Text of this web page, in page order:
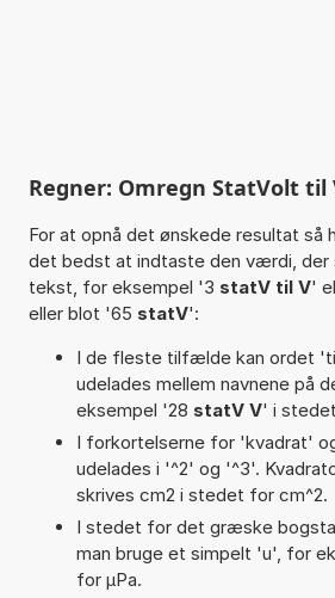
Regner: Omregn StatVolt
For at opnå det ønskede resultat så
det bedst at indtaste den værdi, der
tekst, for eksempel '3 statV til V'
eller blot '65 statV':
I de fleste tilfælde kan ordet
udelades mellem navnene på
eksempel '28 statV V' i
I forkortelserne for 'kvadrat'
udelades i '^2' og '^3'.
skrives cm2 i stedet for cm^2.
I stedet for det græske
man bruge et simpelt 'u', for
for µPa.